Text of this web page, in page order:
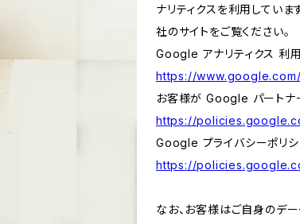
ナリティクスを利用してい
社のサイトをご覧ください。
Google アナリティクス 利用
https://
お客様が Google パートナ
https://
Google プライバシーポリシ
https://
なお、お客様はご自身のデ